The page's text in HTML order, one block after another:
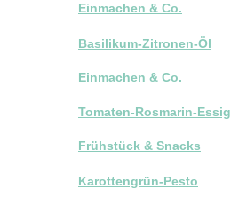
Einmachen & Co.
Basilikum-Zitronen-Öl
Einmachen & Co.
Tomaten-Rosmarin-Essig
Frühstück & Snacks
Karottengrün-Pesto